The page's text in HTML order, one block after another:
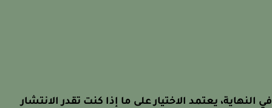
يعتمد الاختيار على ما إذا كنت تقدر الانتشار